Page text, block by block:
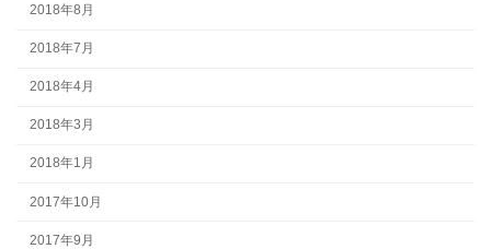
2018年8月
2018年7月
2018年4月
2018年3月
2018年1月
2017年10月
2017年9月